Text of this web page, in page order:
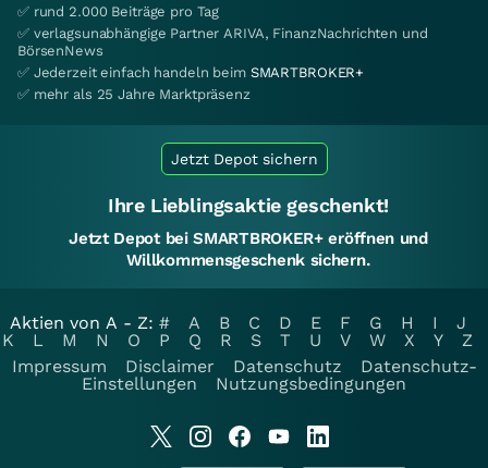
✅ rund 2.000 Beiträge pro Tag
✅ verlagsunabhängige Partner ARIVA, FinanzNachrichten und
BörsenNews
✅ Jederzeit einfach handeln beim SMARTBROKER+
✅ mehr als 25 Jahre Marktpräsenz
Jetzt Depot sichern
Ihre Lieblingsaktie geschenkt!
Jetzt Depot bei SMARTBROKER+ eröffnen und
Willkommensgeschenk sichern.
Aktien von A - Z: # A B C D E F G H I
J
K
L M N O P Q R S T U V W X Y
Z
Impressum
Disclaimer Datenschutz
Datenschutz-
Einstellungen
Nutzungsbedingungen